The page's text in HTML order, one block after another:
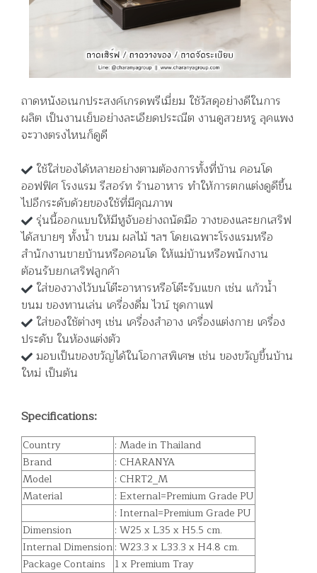
ถาดหนังอเนกประสงค์เกรดพรีเมี่ยม ใช้วัสดุอย่างดีในการ
ผลิต เป็นงานเย็บอย่างละเอียดประณีต งานดูสวยหรู ลุคแพง
จะวางตรงไหนก็ดูดี
ใช้ใส่ของได้หลายอย่างตามต้องการทั้งที่บ้าน คอนโด
ออฟฟิศ โรงแรม รีสอร์ท ร้านอาหาร ทำให้การตกแต่งดูดีขึ้น
ไปอีกระดับด้วยของใช้ที่มีคุณภาพ
รุ่นนี้ออกแบบให้มีหูจับอย่างถนัดมือ วางของและยกเสริฟ
ได้สบายๆ ทั้งน้ำ ขนม ผลไม้ ฯลฯ โดยเฉพาะโรงแรมหรือ
สำนักงานขายบ้านหรือคอนโด ให้แม่บ้านหรือพนักงาน
ต้อนรับยกเสริฟลูกค้า
ใส่ของวางไว้บนโต๊ะอาหารหรือโต๊ะรับแขก เช่น แก้วน้ำ
ขนม ของทานเล่น เครื่องดื่ม ไวน์ ชุดกาแฟ
ใส่ของใช้ต่างๆ เช่น เครื่องสำอาง เครื่องแต่งกาย เครื่อง
ประดับ ในห้องแต่งตัว
มอบเป็นของขวัญได้ในโอกาสพิเศษ เช่น ของขวัญขึ้นบ้าน
ใหม่ เป็นต้น
Specifications:
Country
: Made in Thailand
Brand
: CHARANYA
Model
: CHRT2_M
Material
: External=Premium Grade PU
: Internal=Premium Grade PU
Dimension
: W25 x L35 x H5.5 cm.
Internal Dimension: W23.3 x L33.3 x H4.8 cm.
Package Contains
1 x Premium Tray